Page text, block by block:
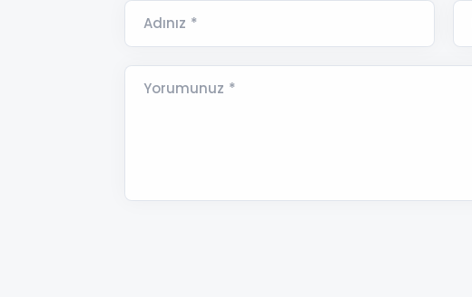
Adınız *
Yorumunuz *